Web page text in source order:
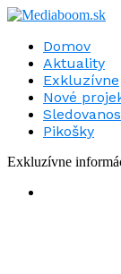
Domov
Aktuality
Exkluzívne
Nové
Pikošky
Exkluzívne